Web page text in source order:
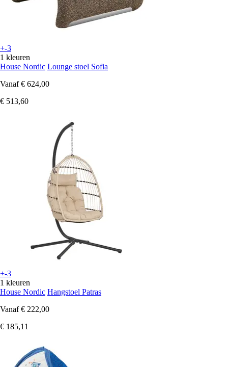
+-3
1 kleuren
House Nordic Lounge stoel Sofia
Vanaf € 624,00
€ 513,60
+-3
1 kleuren
House Nordic Hangstoel Patras
Vanaf € 222,00
€ 185,11